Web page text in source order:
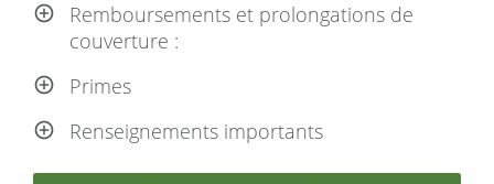
Remboursements et prolongations de
couverture :
Primes
Renseignements importants